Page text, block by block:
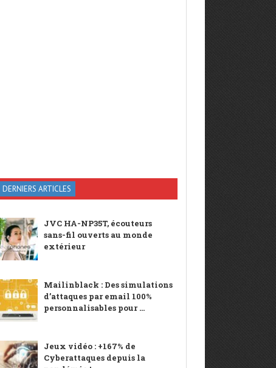
DERNIERS ARTICLES
JVC HA-NP35T, écouteurs
sans-fil ouverts au monde
extérieur
Mailinblack : Des simulations
d’attaques par email 100%
personnalisables pour ...
Jeux vidéo : +167% de
Cyberattaques depuis la